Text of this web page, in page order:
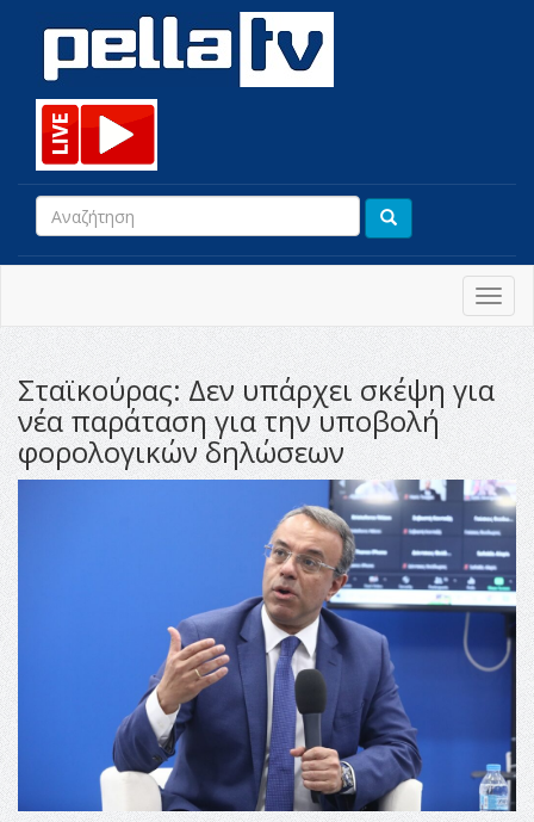
Σταϊκούρας: Δεν υπάρχει σκέψη για
νέα παράταση για την υποβολή
φορολογικών δηλώσεων